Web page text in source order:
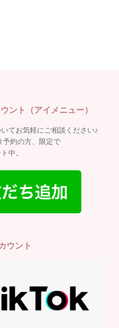
ント（アイメニュー）
てお気軽にご相談ください♪
予約の方、限定で
中。
ウント